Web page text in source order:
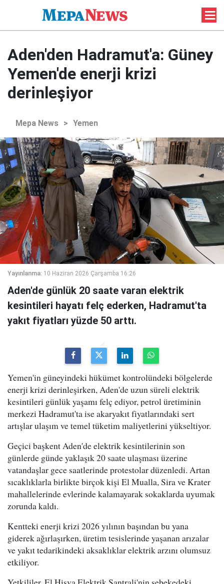
Aden'den Hadramut'a: Güney
Yemen'de enerji krizi
derinleşiyor
Mepa News > Yemen
Yayınlanma: 10 Haziran 2026 Çarşamba 16:26
Aden'de günlük 20 saate varan elektrik
kesintileri hayatı felç ederken, Hadramut'ta
yakıt fiyatları yüzde 50 arttı.
Yemen'in güneyindeki hükümet kontrolündeki bölgelerde
enerji krizi derinleşirken, Aden'de uzun süreli elektrik
kesintileri günlük yaşamı felç ediyor, petrol üretiminin
merkezi Hadramut'ta ise akaryakıt fiyatlarındaki sert
artışlar ulaşım ve temel tüketim maliyetlerini yükseltiyor.
Geçici başkent Aden'de elektrik kesintilerinin son
günlerde günde yaklaşık 20 saate ulaşması üzerine
vatandaşlar gece saatlerinde protestolar düzenledi. Artan
sıcaklıklarla birlikte birçok kişi El Mualla, Sira ve Krater
mahallelerinde evlerinde kalamayarak sokaklarda uyumak
zorunda kaldı.
Kentteki enerji krizi 2026 yılının başından bu yana
giderek ağırlaşırken, üretim tesislerinde yaşanan arızalar
ve yakıt tedarikindeki aksaklıklar elektrik arzını olumsuz
etkiliyor.